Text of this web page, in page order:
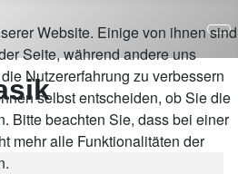
Website. Einige von ihnen sind
Seite, während andere uns
Nutzererfahrung zu verbessern
selbst entscheiden, ob Sie die
Bitte beachten Sie, dass bei einer
mehr alle Funktionalitäten der